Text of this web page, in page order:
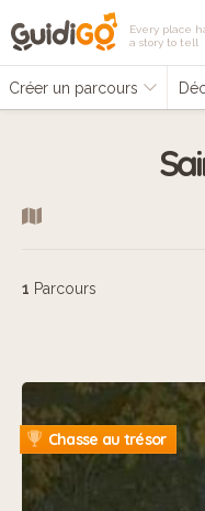
Every place
a story to tell
Créer un parcours
1 Parcours
Chasse au trésor